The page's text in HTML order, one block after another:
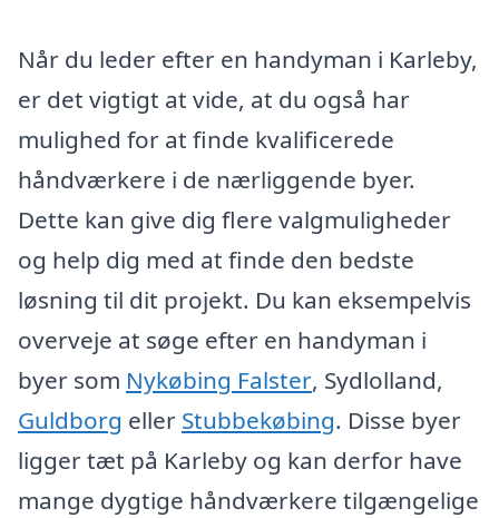
Når du leder efter en handyman i Karleby,
er det vigtigt at vide, at du også har
mulighed for at finde kvalificerede
håndværkere i de nærliggende byer.
Dette kan give dig flere valgmuligheder
og help dig med at finde den bedste
løsning til dit projekt. Du kan eksempelvis
overveje at søge efter en handyman i
byer som Nykøbing Falster, Sydlolland,
Guldborg eller Stubbekøbing. Disse byer
ligger tæt på Karleby og kan derfor have
mange dygtige håndværkere tilgængelige